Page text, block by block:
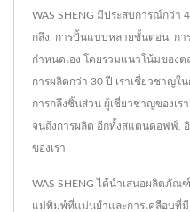
WAS SHENG มีประสบการณ์กว่า
กลึง, การปั้นแบบหลายขั้นตอน, ก
กำหนดเอง โดยรวมแนวโน้มของ
การผลิตกว่า 30 ปี เราเชี่ยวชาญใน
การกลึงชิ้นส่วน ผู้เชี่ยวชาญของเ
จนถึงการผลิต อีกทั้งสแตนดอฟฟ์,
ของเรา
WAS SHENG ได้นำเสนอผลิตภัณ
แม่พิมพ์ที่แม่นยำและการเคลือบที่